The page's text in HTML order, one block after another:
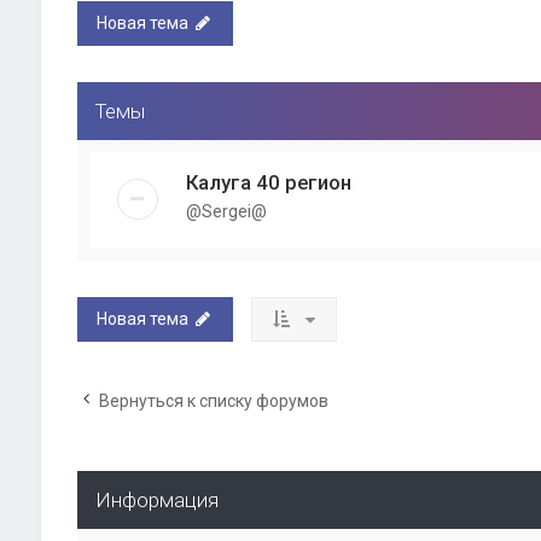
Новая тема
Темы
Калуга 40 регион
@Sergei@
Новая тема
Вернуться к списку форумов
Информация